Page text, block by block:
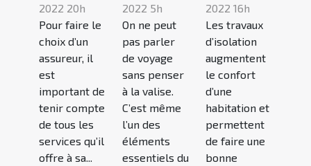
2022 20h
Pour faire le
choix d’un
assureur, il
est
important de
tenir compte
de tous les
services qu’il
offre à sa...
2022 5h
On ne peut
pas parler
de voyage
sans penser
à la valise.
C’est même
l’un des
éléments
essentiels du
2022 16h
Les travaux
d’isolation
augmentent
le confort
d’une
habitation et
permettent
de faire une
bonne